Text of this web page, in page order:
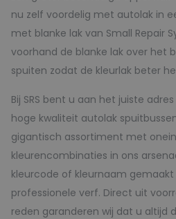
nu zelf voordelig met autolak in
met blanke lak van Small Repair
voorhand de blanke lak over het
spuiten zodat de kleurlak beter
Bij SRS bent u aan het juiste
hoge kwaliteit autolak
gigantisch assortiment met
kleurencombinaties in ons
kleurcode of kleurnaam
professionele verf. Direct uit
reden garanderen wij dat u altijd